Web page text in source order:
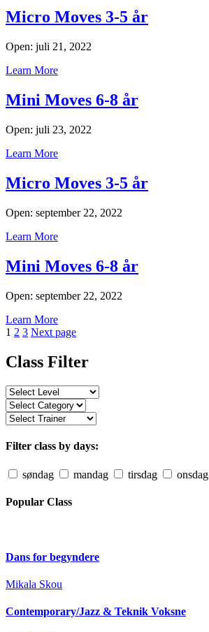
Micro Moves 3-5 år
Open: juli 21, 2022
Learn More
Mini Moves 6-8 år
Open: juli 23, 2022
Learn More
Micro Moves 3-5 år
Open: september 22, 2022
Learn More
Mini Moves 6-8 år
Open: september 22, 2022
Learn More
Indlægsinddeling
Page
1 Page
2 Page
3 Next page
Class Filter
Filter class by days:
søndag mandag tirsdag onsdag
Popular Class
Dans for begyndere
Mikala Skou
Contemporary/Jazz & Teknik Voksne